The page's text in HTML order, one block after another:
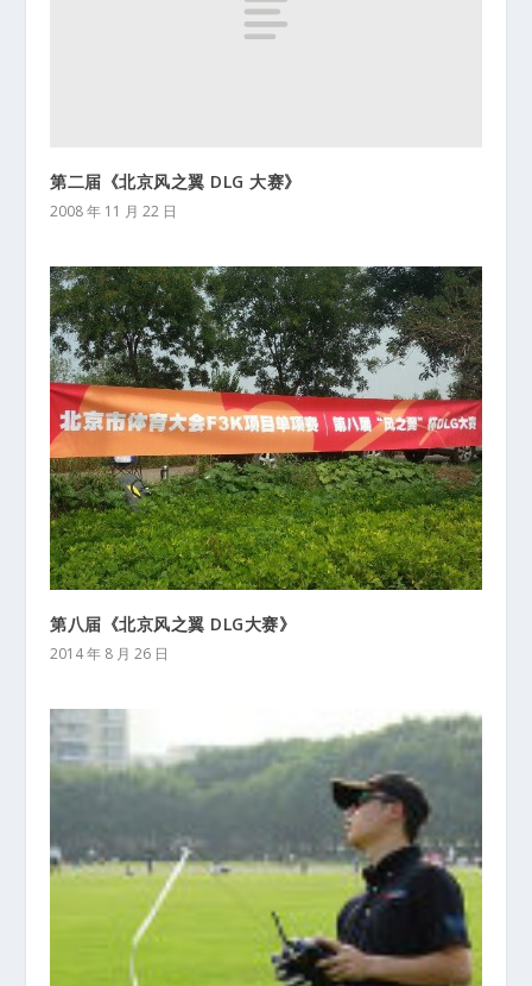
第二届《北京风之翼 DLG 大赛》
2008 年 11 月 22 日
第八届《北京风之翼 DLG大赛》
2014 年 8 月 26 日